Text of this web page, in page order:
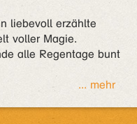
liebevoll erzählte
voller Magie.
alle Regentage bunt
... mehr